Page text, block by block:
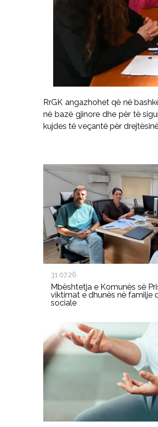
RrGK angazhohet që në
në bazë gjinore dhe për të
kujdes të veçantë për
31.07.26
Mbështetja e Komunës së
viktimat e dhunës në familje
sociale